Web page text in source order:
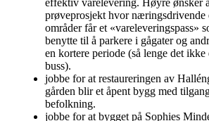
effektiv varelevering. Høyre ønsker
prøveprosjekt hvor næringsdrivende
områder får et «vareleveringspass»
benytte til å parkere i gågater og
en kortere periode (så lenge det
buss).
jobbe for at restaureringen av
gården blir et åpent bygg med
befolkning.
jobbe for at bygget på Sophies